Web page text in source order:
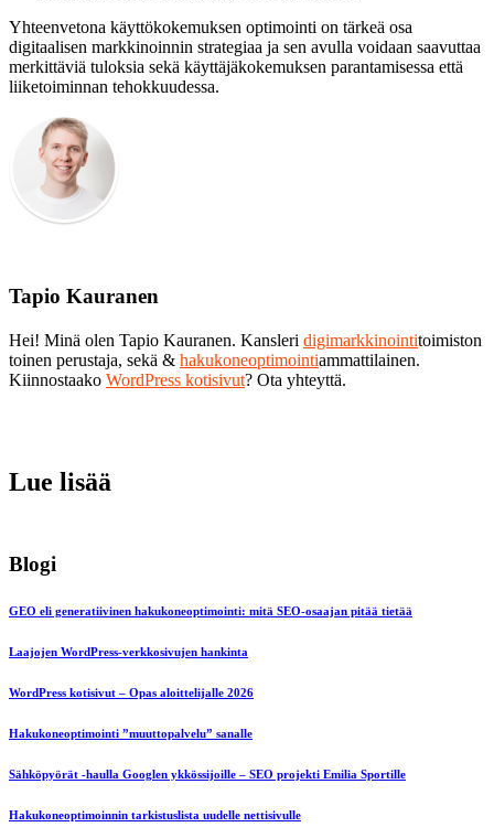
Yhteenvetona käyttökokemuksen optimointi on tärkeä osa
digitaalisen markkinoinnin strategiaa ja sen avulla voidaan saavuttaa
merkittäviä tuloksia sekä käyttäjäkokemuksen parantamisessa että
liiketoiminnan tehokkuudessa.
Tapio Kauranen
Hei! Minä olen Tapio Kauranen. Kansleri digimarkkinointitoimiston
toinen perustaja, sekä & hakukoneoptimointiammattilainen.
Kiinnostaako WordPress kotisivut? Ota yhteyttä.
Lue lisää
Blogi
GEO eli generatiivinen hakukoneoptimointi: mitä SEO-osaajan pitää tietää
Laajojen WordPress-verkkosivujen hankinta
WordPress kotisivut – Opas aloittelijalle 2026
Hakukoneoptimointi ”muuttopalvelu” sanalle
Sähköpyörät -haulla Googlen ykkössijoille – SEO projekti Emilia Sportille
Hakukoneoptimoinnin tarkistuslista uudelle nettisivulle